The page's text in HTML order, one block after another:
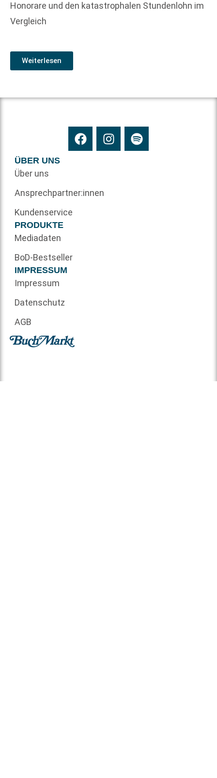
Honorare und den katastrophalen Stundenlohn im
Vergleich
Weiterlesen
ÜBER UNS
Über uns
Ansprechpartner:innen
Kundenservice
PRODUKTE
Mediadaten
BoD-Bestseller
IMPRESSUM
Impressum
Datenschutz
AGB